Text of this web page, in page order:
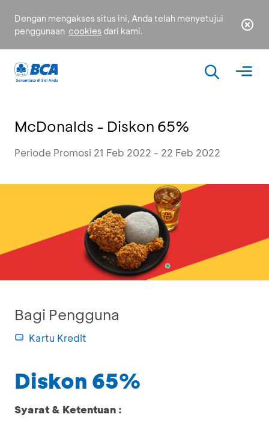
Dengan mengakses situs ini, Anda telah menyetujui
penggunaan cookies dari kami.
McDonalds - Diskon 65%
Periode Promosi 21 Feb 2022 - 22 Feb 2022
Bagi Pengguna
Kartu Kredit
Diskon 65%
Syarat & Ketentuan :